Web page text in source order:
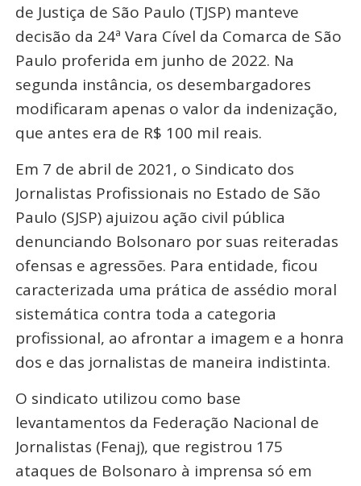
de Justiça de São Paulo (TJSP) manteve
decisão da 24ª Vara Cível da Comarca de São
Paulo proferida em junho de 2022. Na
segunda instância, os desembargadores
modificaram apenas o valor da indenização,
que antes era de R$ 100 mil reais.
Em 7 de abril de 2021, o Sindicato dos
Jornalistas Profissionais no Estado de São
Paulo (SJSP) ajuizou ação civil pública
denunciando Bolsonaro por suas reiteradas
ofensas e agressões. Para entidade, ficou
caracterizada uma prática de assédio moral
sistemática contra toda a categoria
profissional, ao afrontar a imagem e a honra
dos e das jornalistas de maneira indistinta.
O sindicato utilizou como base
levantamentos da Federação Nacional de
Jornalistas (Fenaj), que registrou 175
ataques de Bolsonaro à imprensa só em